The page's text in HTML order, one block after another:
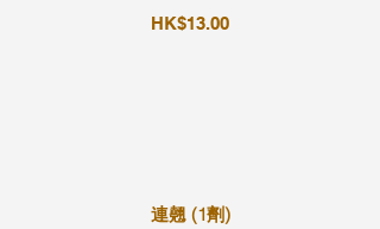
HK$13.00
連翹 (1劑)